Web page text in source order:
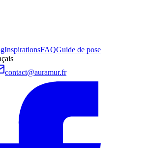
InspirationsFAQGuide de pose
contact@auramur.fr